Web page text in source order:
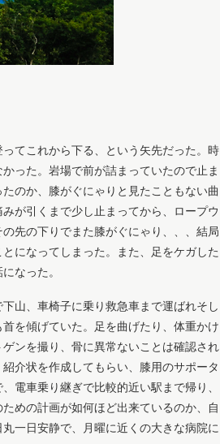
てこれから下る、という矢先だった。時
った。岩場で前が詰まっていたので止ま
のか、膝がぐにゃりと見たこともない曲
が引くまで少し止まってから、ロープウ
先の下りでまた膝がぐにゃり、、、結局
になってしまった。また、足をケガした
なった。
山、車椅子に乗り救急車まで運ばれそし
を傾げていた。足を曲げたり、体重かけ
ンを撮り、骨に異常ないことは確認され
介状を作成してもらい、膝用のサポータ
電車乗り継ぎで比較的近い駅まで帰り、
めの計画が如何ほど出来ているのか、自
一日安静で、月曜に近くの大きな病院に